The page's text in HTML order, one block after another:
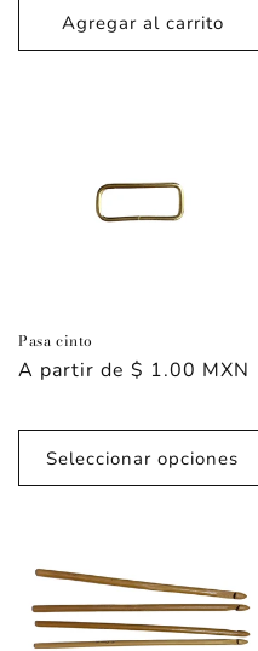
Agregar al carrito
Pasa cinto
Precio
A partir de $ 1.00 MXN
Seleccionar opciones